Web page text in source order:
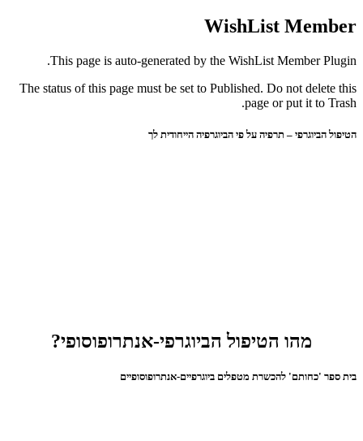
WishList Member
This page is auto-generated by the WishList Member Plugin.
The status of this page must be set to Published. Do not delete this
page or put it to Trash.
הטיפול הביוגרפי – תרפיה על פי הביוגרפיה הייחודית לך
מהו הטיפול הביוגרפי-אנתרופוסופי?
בית ספר 'כחותם' להכשרת מטפלים ביוגרפיים-אנתרופוסופיים